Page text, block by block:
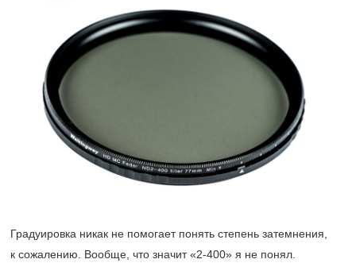
Градуировка никак не помогает понять степень затемнения,
к сожалению. Вообще, что значит«2-400» я не понял.